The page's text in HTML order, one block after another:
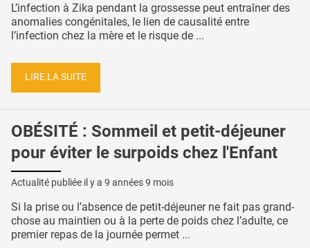
L’infection à Zika pendant la grossesse peut entraîner des
anomalies congénitales, le lien de causalité entre
l’infection chez la mère et le risque de ...
LIRE LA SUITE
OBÉSITÉ : Sommeil et petit-déjeuner
pour éviter le surpoids chez l'Enfant
Actualité publiée il y a 9 années 9 mois
Si la prise ou l’absence de petit-déjeuner ne fait pas grand-
chose au maintien ou à la perte de poids chez l’adulte, ce
premier repas de la journée permet ...